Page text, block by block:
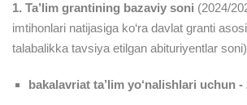
1. Ta’lim grantining bazaviy soni (2024/
imtihonlari natijasiga ko‘ra davlat granti
talabalikka tavsiya etilgan abituriyentlar
bakalavriat ta’lim yo‘nalishlari uchun -